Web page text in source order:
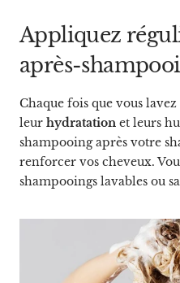
Appliquez
après-
Chaque fois que vous
leur hydratation et leurs
shampooing après votre
renforcer vos cheveux.
shampooings lavables ou